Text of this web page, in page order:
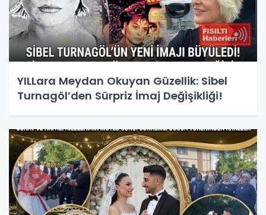
YILLara Meydan Okuyan Güzellik: Sibel
Turnagöl’den Sürpriz İmaj Değişikliği!